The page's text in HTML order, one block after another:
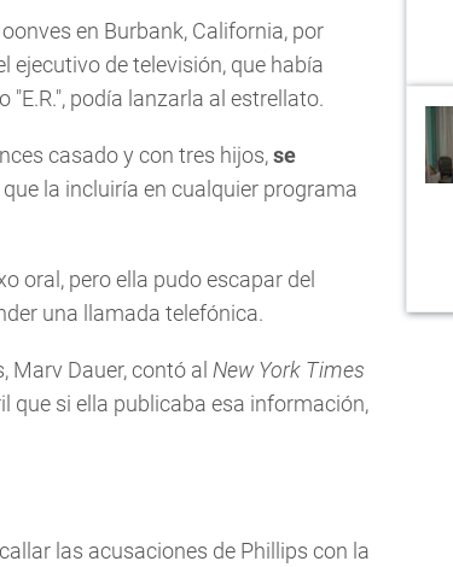
en Burbank, California, por
ejecutivo de televisión, que había
podía lanzarla al estrellato.
casado y con tres hijos,se
la incluiría en cualquier programa
oral, pero ella pudo escapar del
una llamada telefónica.
Marv Dauer, contó al New York Times
que si ella publicaba esa información,
las acusaciones de Phillips con la